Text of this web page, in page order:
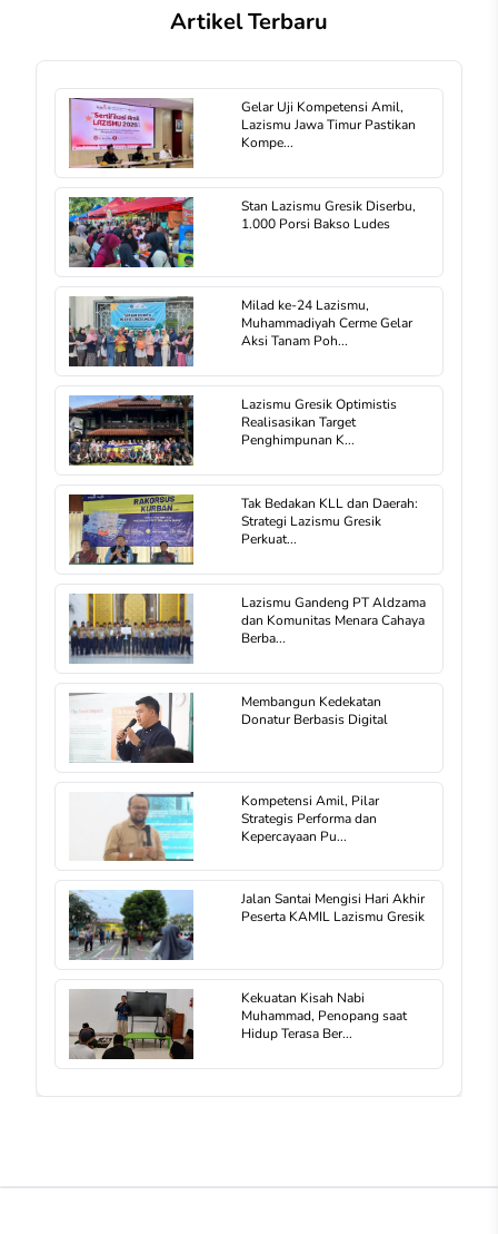
Artikel Terbaru
Gelar Uji Kompetensi Amil,
Lazismu Jawa Timur Pastikan
Kompe...
Stan Lazismu Gresik Diserbu,
1.000 Porsi Bakso Ludes
Milad ke-24 Lazismu,
Muhammadiyah Cerme Gelar
Aksi Tanam Poh...
Lazismu Gresik Optimistis
Realisasikan Target
Penghimpunan K...
Tak Bedakan KLL dan Daerah:
Strategi Lazismu Gresik
Perkuat...
Lazismu Gandeng PT Aldzama
dan Komunitas Menara Cahaya
Berba...
Membangun Kedekatan
Donatur Berbasis Digital
Kompetensi Amil, Pilar
Strategis Performa dan
Kepercayaan Pu...
Jalan Santai Mengisi Hari Akhir
Peserta KAMIL Lazismu Gresik
Kekuatan Kisah Nabi
Muhammad, Penopang saat
Hidup Terasa Ber...